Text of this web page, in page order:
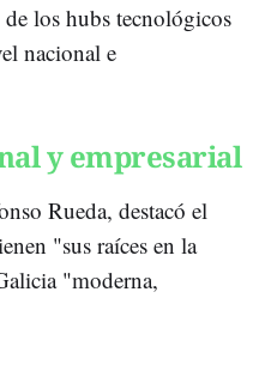
los hubs tecnológicos
nacional e
y empresarial
Rueda, destacó el
"sus raíces en la
"moderna,